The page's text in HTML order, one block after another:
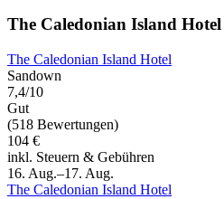
The Caledonian Island Hotel
The Caledonian Island Hotel
Sandown
7,4/10
Gut
(518 Bewertungen)
104 €
inkl. Steuern & Gebühren
16. Aug.–17. Aug.
The Caledonian Island Hotel